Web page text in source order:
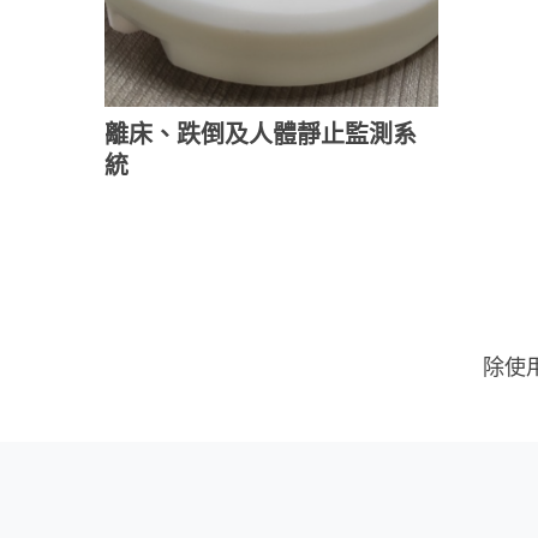
離床、跌倒及人體靜止監測系
統
除使